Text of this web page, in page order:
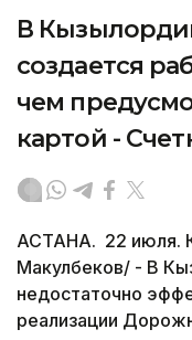
В
создается
чем
картой -
АСТАНА. 22 июля.
Макулбеков/ - В
недостаточно
реализации